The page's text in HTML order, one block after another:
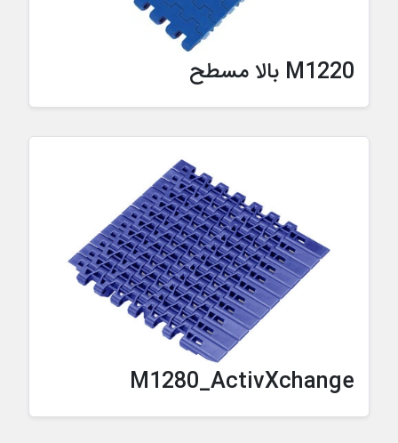
M1220 بالا مسطح
M1280_ActivXchange